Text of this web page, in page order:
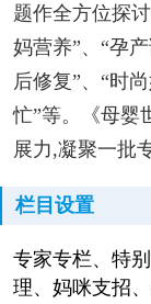
题作全方位探
妈营养”、“孕
后修复”、“时
忙”等。《母婴
展力,凝聚一批
栏目设置
专家专栏、特
理、妈咪支招